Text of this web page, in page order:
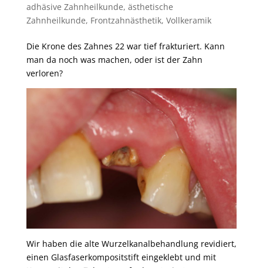
adhäsive Zahnheilkunde, ästhetische
Zahnheilkunde, Frontzahnästhetik, Vollkeramik
Die Krone des Zahnes 22 war tief frakturiert. Kann
man da noch was machen, oder ist der Zahn
verloren?
Wir haben die alte Wurzelkanalbehandlung revidiert,
einen Glasfaserkompositstift eingeklebt und mit